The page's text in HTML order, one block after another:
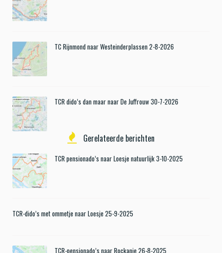
TC Rijnmond naar Westeinderplassen 2-8-2026
TCR dido’s dan maar naar De Juffrouw 30-7-2026
Gerelateerde berichten
TCR pensionado’s naar Loesje natuurlijk 3-10-2025
TCR-dido’s met ommetje naar Loesje 25-9-2025
TCR-pensionado’s naar Rockanje 26-8-2025